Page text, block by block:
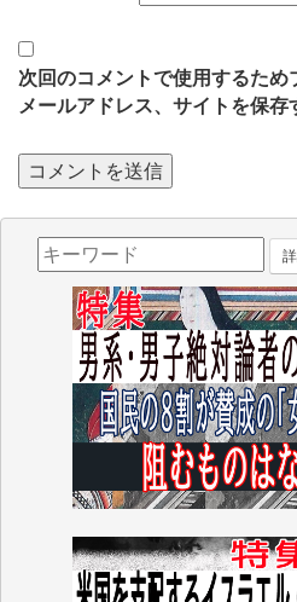
次回のコメントで使用するため
メールアドレス、サイトを保存